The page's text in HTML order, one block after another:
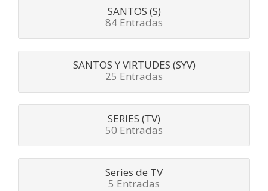
SANTOS (S)
84 Entradas
SANTOS Y VIRTUDES (SYV)
25 Entradas
SERIES (TV)
50 Entradas
Series de TV
5 Entradas